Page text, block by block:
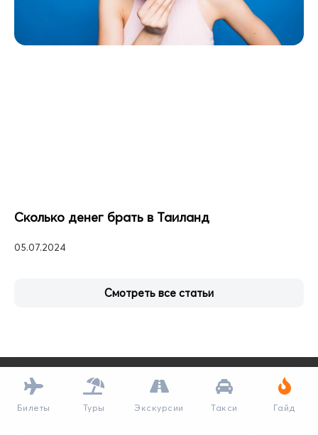
Сколько денег брать в Таиланд
05.07.2024
Смотреть все статьи
ПЛЯЖИ
ГОРОДА
О НАС
СЕРВИСЫ
Билеты Туры Экскурсии Такси Гайд